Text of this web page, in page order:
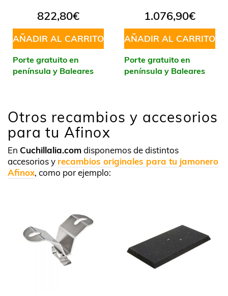
822,80€
AÑADIR AL CARRITO
Porte gratuito en
península y Baleares
1.076,90€
AÑADIR AL CARRITO
Porte gratuito en
península y Baleares
Otros recambios y accesorios
para tu Afinox
En Cuchillalia.comdisponemos de distintos
accesorios y recambios originales para tu jamonero
Afinox, como por ejemplo: